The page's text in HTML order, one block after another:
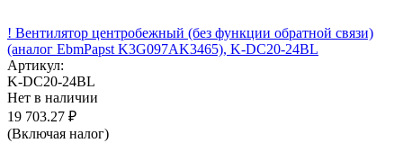
! Вентилятор центробежный (без функции обратной связи)
(аналог EbmPapst K3G097AK3465), K-DC20-24BL
Артикул:
K-DC20-24BL
Нет в наличии
19 703.27 ₽
(Включая налог)